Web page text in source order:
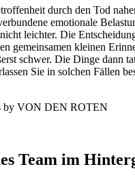
durch den Tod
emotionale
leichter. Die
gemeinsamen kleinen
schwer. Die Dinge dann
Sie in solchen Fällen
Team im